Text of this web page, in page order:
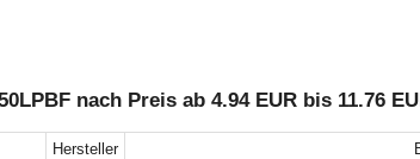
nach Preis ab 4.94 EUR bis 11.76
Hersteller